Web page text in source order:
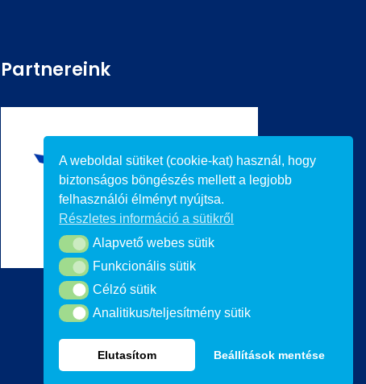
Partnereink
A weboldal sütiket (cookie-kat) használ, hogy
biztonságos böngészés mellett a legjobb
felhasználói élményt nyújtsa.
Részletes információ a sütikről
Alapvető webes sütik
Alapvető webes sütik
Funkcionális sütik
Funkcionális sütik
Célzó sütikCélzó sütik
Analitikus/teljesítmény sütik
Analitikus/teljesítmény sütik
Elutasítom Beállítások mentése